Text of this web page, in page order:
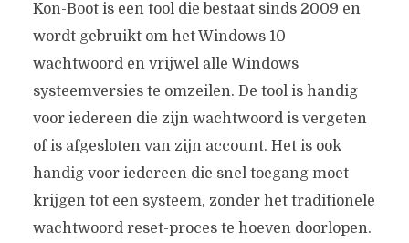
Kon-Boot is een tool die bestaat sinds 2009 en
wordt gebruikt om het Windows 10
wachtwoord en vrijwel alle Windows
systeemversies te omzeilen. De tool is handig
voor iedereen die zijn wachtwoord is vergeten
of is afgesloten van zijn account. Het is ook
handig voor iedereen die snel toegang moet
krijgen tot een systeem, zonder het traditionele
wachtwoord reset-proces te hoeven doorlopen.